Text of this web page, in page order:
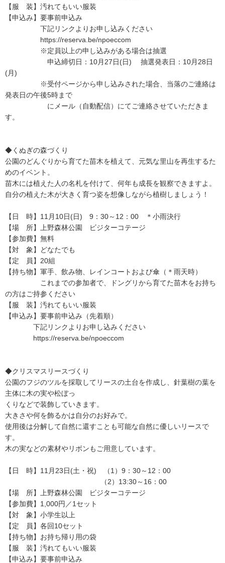
【服 装】汚れてもいい服装
【申込み】要事前申込み
下記リンクよりお申し込みください
https://reserva.be/npoeccom
※定員以上の申し込みがある場合は抽選
申込締切日：10月27日(日) 抽選発表日：10月28日
(月)
※受付ページから申し込みされた場合、当落のご連絡は
発表日の午後5時まで
にメール（自動配信）にてご連絡させていただきま
す。
◆くぬぎの森づくり
公園のどんぐりから育てた苗木を植えて、元気な里山を再生するた
めのイベント。
苗木には植えた人の名札を付けて、何年も成長を観察できますよ。
自分の植えた木が大きく育つ姿を想像しながら植樹しましょう！
【日 時】11月10日(日) 9：30～12：00 ＊小雨決行
【場 所】上野森林公園 ビジターコテージ
【参加費】無料
【対 象】どなたでも
【定 員】20組
【持ち物】軍手、飲み物、レインコートおよび傘（＊雨天時）
これまでの参加者で、ドングリから育てた苗木をお持ち
の方はご持参ください
【服 装】汚れてもいい服装
【申込み】要事前申込み（先着順）
下記リンクよりお申し込みください
https://reserva.be/npoeccom
◆クリスマスリースづくり
公園のフジのツルを採取してリースの土台を作成し、針葉樹の葉を
主体に木の実や松ぼっ
くりなどで装飾していきます。
大きさや何を飾るかは自分のお好みで。
使用後は分解して自然に還すことも可能な自然に優しいリースで
す。
木の実などの素材やリボンもご用意しています。
【日 時】11月23日(土・祝) （1）9：30～12：00
（2）13:30～16：00
【場 所】上野森林公園 ビジターコテージ
【参加費】1,000円／1セット
【対 象】小学生以上
【定 員】各回10セット
【持ち物】お持ち帰り用の袋
【服 装】汚れてもいい服装
【申込み】要事前申込み